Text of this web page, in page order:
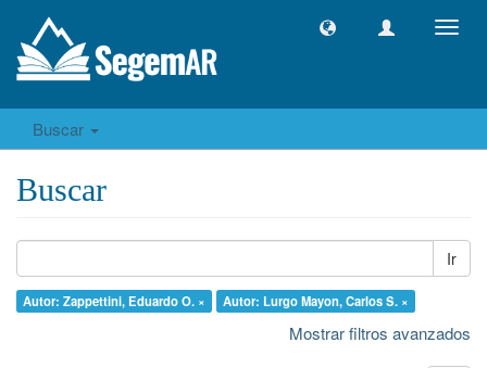
Buscar
Buscar
Ir
Autor: Zappettini, Eduardo O. × Autor: Lurgo Mayon, Carlos S. ×
Mostrar filtros avanzados